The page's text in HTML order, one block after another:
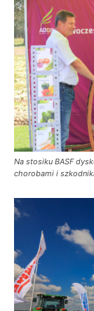
Na stosiku BASF
chorobami i